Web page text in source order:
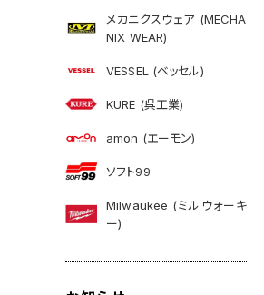
メカニクスウェア (MECHA
NIX WEAR)
VESSEL (ベッセル)
KURE (呉工業)
amon (エーモン)
ソフト99
Milwaukee (ミルウォーキ
ー)